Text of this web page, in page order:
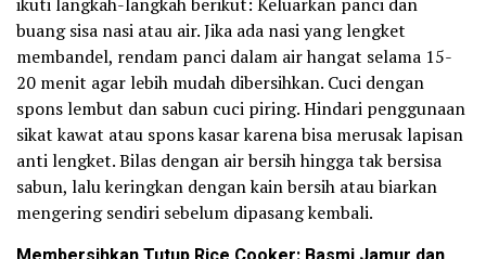
buang sisa nasi atau air. Jika ada nasi yang lengket
membandel, rendam panci dalam air hangat selama 15-
20 menit agar lebih mudah dibersihkan. Cuci dengan
spons lembut dan sabun cuci piring. Hindari penggunaan
sikat kawat atau spons kasar karena bisa merusak lapisan
anti lengket. Bilas dengan air bersih hingga tak bersisa
sabun, lalu keringkan dengan kain bersih atau biarkan
mengering sendiri sebelum dipasang kembali.